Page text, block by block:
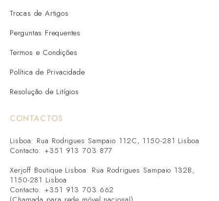
Trocas de Artigos
Perguntas Frequentes
Termos e Condições
Política de Privacidade
Resolução de Litígios
CONTACTOS
Lisboa: Rua Rodrigues Sampaio 112C, 1150-281 Lisboa
Contacto: +351 913 703 877
Xerjoff Boutique Lisboa: Rua Rodrigues Sampaio 132B,
1150-281 Lisboa
Contacto: +351 913 703 662